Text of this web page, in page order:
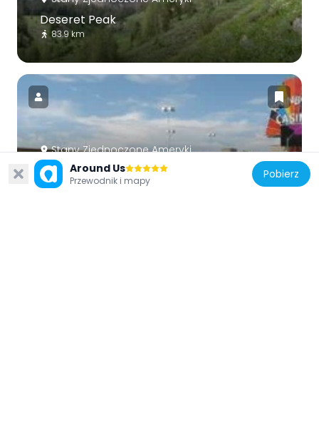
Deseret Peak
83.9 km
Stany Zjednoczone Ameryki
Rainbow Casino
43.2 km
Around Us
Przewodnik i mapy Pobierz